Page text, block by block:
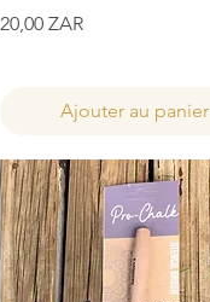
Prix
20,00 ZAR
Ajouter au panier